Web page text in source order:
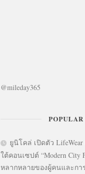
@mileday365
POPULAR
ยูนิโคล่ เปิดตัว LifeWear
ใต้คอนเซปต์ “Modern City
หลากหลายของผู้คนและกา